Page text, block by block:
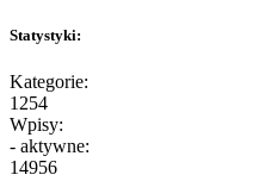
Statystyki:
Kategorie:
1254
Wpisy:
- aktywne:
14956